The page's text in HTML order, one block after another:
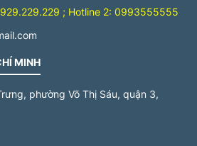
; Hotline 2: 0993555555
MINH
phường Võ Thị Sáu, quận 3,